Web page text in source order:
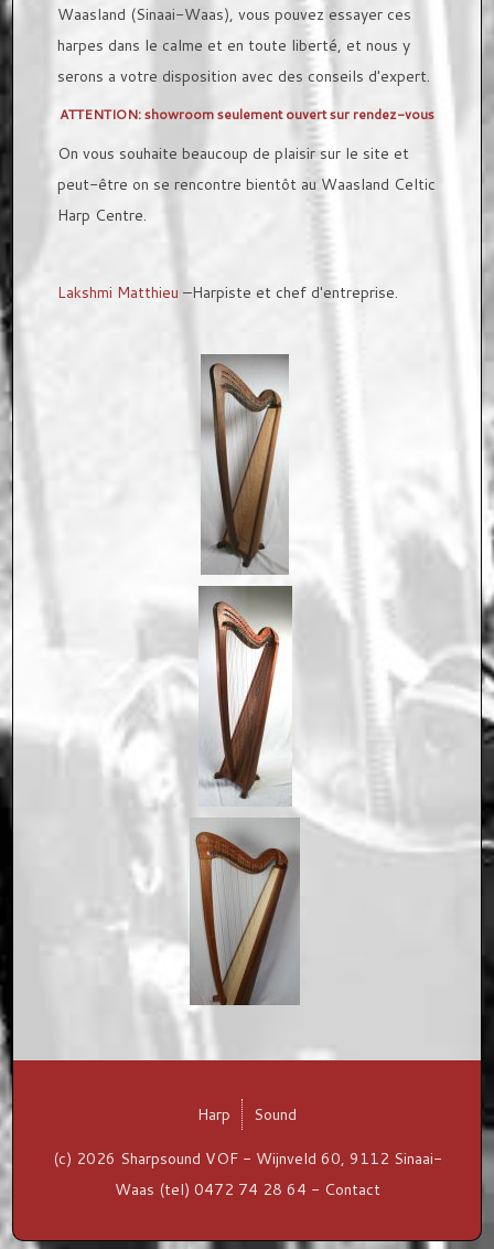
Waasland (Sinaai-Waas), vous pouvez essayer ces
harpes dans le calme et en toute liberté, et nous y
serons a votre disposition avec des conseils d'expert.
ATTENTION: showroom seulement ouvert sur rendez-vous
On vous souhaite beaucoup de plaisir sur le site et
peut-être on se rencontre bientôt au Waasland Celtic
Harp Centre.
Lakshmi Matthieu –Harpiste et chef d'entreprise.
Harp
Sound
(c) 2026 Sharpsound VOF - Wijnveld 60, 9112 Sinaai-
Waas (tel) 0472 74 28 64 - Contact